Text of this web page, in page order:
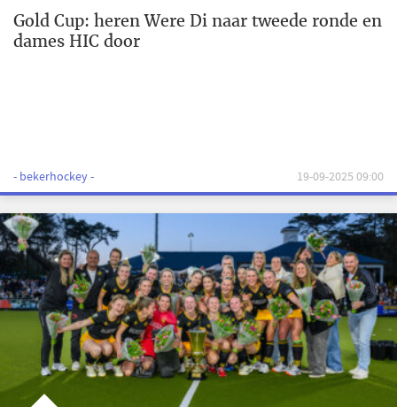
Gold Cup: heren Were Di naar tweede ronde en
dames HIC door
- bekerhockey - 19-09-2025 09:00